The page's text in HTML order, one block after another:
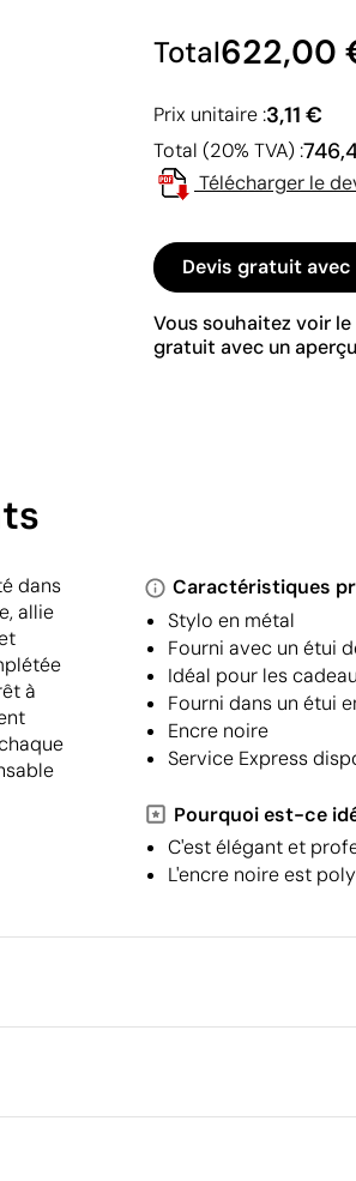
Total622,00
Prix unitaire :3,11 €
Total (20% TVA) :
Télécharger le
Devis gratuit
Vous souhaitez voir
gratuit avec un
dans
allie
à
Caractéristiques
Stylo en métal
Fourni avec un étui
Idéal pour les
Fourni dans un étui
Encre noire
Service Express
Pourquoi est-ce
C'est élégant et
L'encre noire est
Emballage